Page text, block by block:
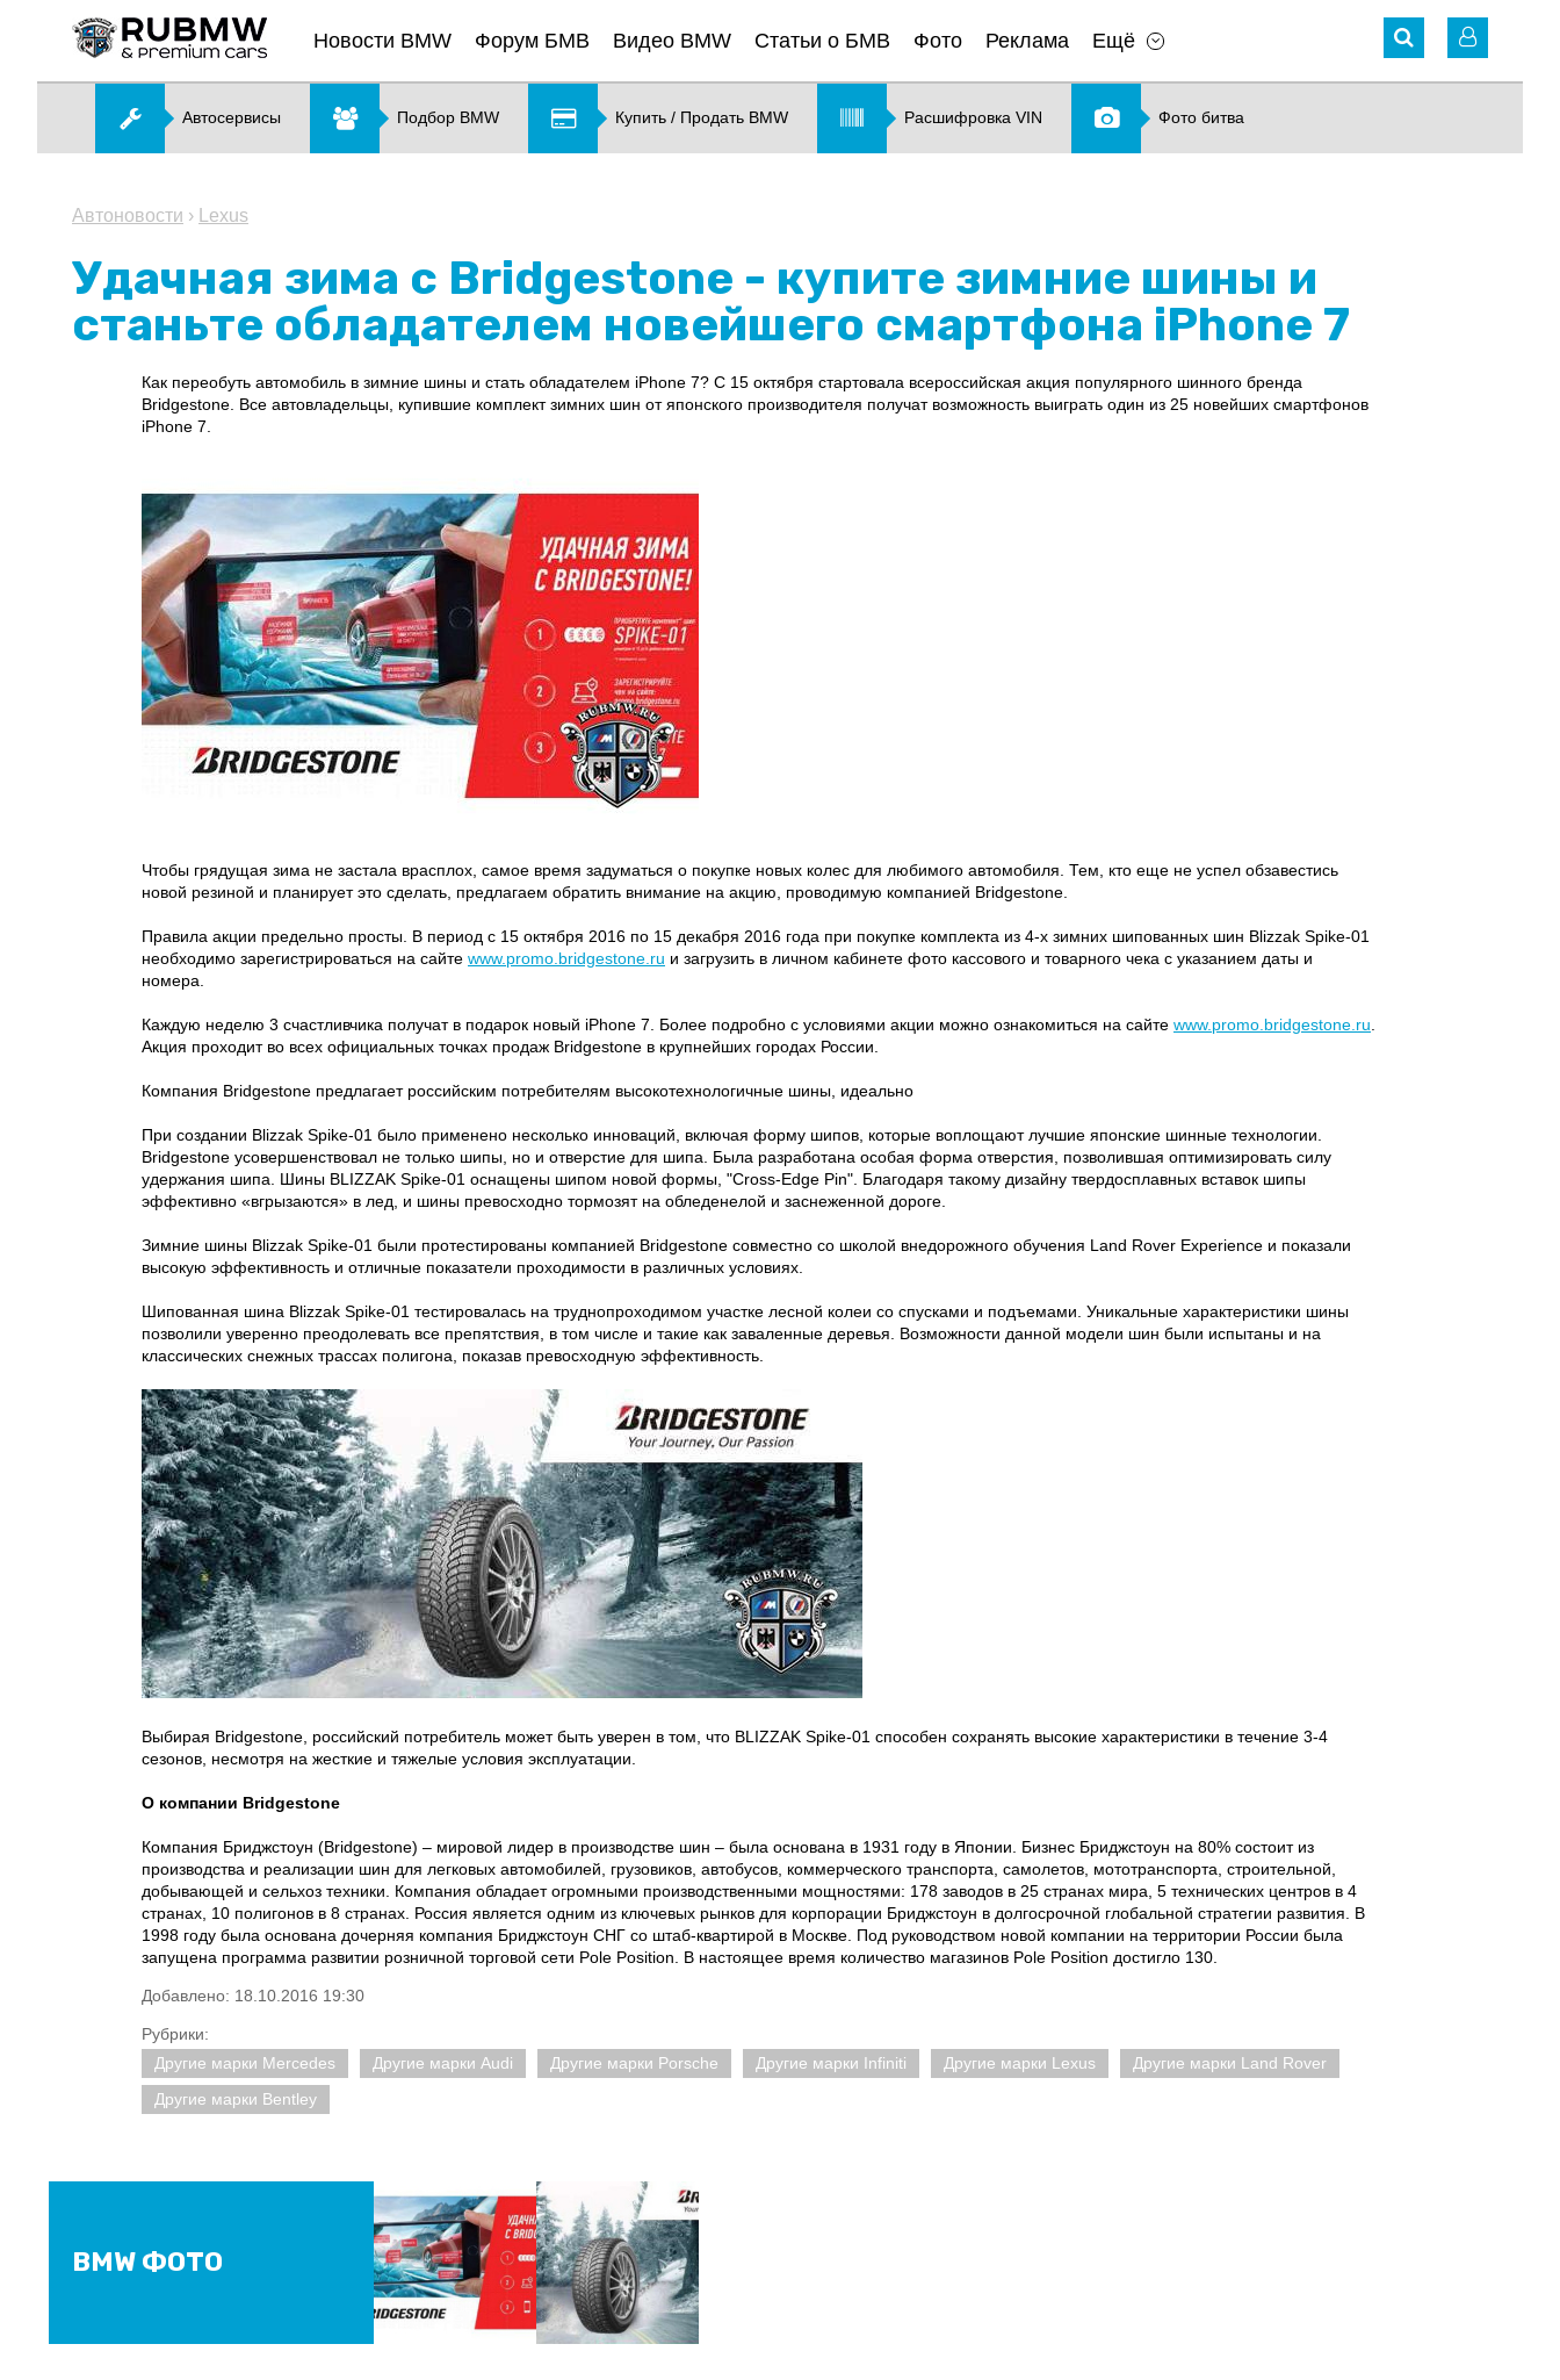
Новости BMW Форум БМВ Видео BMW Статьи о БМВ Фото Реклама Ещё
Автосервисы Подбор BMW Купить / Продать BMW Расшифровка VIN Фото битва
Автоновости › Lexus
Удачная зима с Bridgestone - купите зимние шины и
станьте обладателем новейшего смартфона iPhone 7
Как переобуть автомобиль в зимние шины и стать обладателем iPhone 7? С 15 октября стартовала всероссийская акция популярного шинного бренда
Bridgestone. Все автовладельцы, купившие комплект зимних шин от японского производителя получат возможность выиграть один из 25 новейших смартфонов
iPhone 7.
Чтобы грядущая зима не застала врасплох, самое время задуматься о покупке новых колес для любимого автомобиля. Тем, кто еще не успел обзавестись
новой резиной и планирует это сделать, предлагаем обратить внимание на акцию, проводимую компанией Bridgestone.
Правила акции предельно просты. В период с 15 октября 2016 по 15 декабря 2016 года при покупке комплекта из 4-х зимних шипованных шин Blizzak Spike-01
необходимо зарегистрироваться на сайте www.promo.bridgestone.ru и загрузить в личном кабинете фото кассового и товарного чека с указанием даты и
номера.
Каждую неделю 3 счастливчика получат в подарок новый iPhone 7. Более подробно с условиями акции можно ознакомиться на сайте www.promo.bridgestone.ru
Акция проходит во всех официальных точках продаж Bridgestone в крупнейших городах России.
Компания Bridgestone предлагает российским потребителям высокотехнологичные шины, идеально
При создании Blizzak Spike-01 было применено несколько инноваций, включая форму шипов, которые воплощают лучшие японские шинные технологии.
Bridgestone усовершенствовал не только шипы, но и отверстие для шипа. Была разработана особая форма отверстия, позволившая оптимизировать силу
удержания шипа. Шины BLIZZAK Spike-01 оснащены шипом новой формы, "Cross-Edge Pin". Благодаря такому дизайну твердосплавных вставок шипы
эффективно «вгрызаются» в лед, и шины превосходно тормозят на обледенелой и заснеженной дороге.
Зимние шины Blizzak Spike-01 были протестированы компанией Bridgestone совместно со школой внедорожного обучения Land Rover Experience и показали
высокую эффективность и отличные показатели проходимости в различных условиях.
Шипованная шина Blizzak Spike-01 тестировалась на труднопроходимом участке лесной колеи со спусками и подъемами. Уникальные характеристики шины
позволили уверенно преодолевать все препятствия, в том числе и такие как заваленные деревья. Возможности данной модели шин были испытаны и на
классических снежных трассах полигона, показав превосходную эффективность.
Выбирая Bridgestone, российский потребитель может быть уверен в том, что BLIZZAK Spike-01 способен сохранять высокие характеристики в течение 3-4
сезонов, несмотря на жесткие и тяжелые условия эксплуатации.
О компании Bridgestone
Компания Бриджстоун (Bridgestone) – мировой лидер в производстве шин – была основана в 1931 году в Японии. Бизнес Бриджстоун на 80% состоит из
производства и реализации шин для легковых автомобилей, грузовиков, автобусов, коммерческого транспорта, самолетов, мототранспорта, строительной,
добывающей и сельхоз техники. Компания обладает огромными производственными мощностями: 178 заводов в 25 странах мира, 5 технических центров в 4
странах, 10 полигонов в 8 странах. Россия является одним из ключевых рынков для корпорации Бриджстоун в долгосрочной глобальной стратегии развития. В
1998 году была основана дочерняя компания Бриджстоун СНГ со штаб-квартирой в Москве. Под руководством новой компании на территории России была
запущена программа развитии розничной торговой сети Pole Position. В настоящее время количество магазинов Pole Position достигло 130.
Добавлено: 18.10.2016 19:30
Рубрики:
Другие марки Mercedes
Другие марки Audi Другие марки Porsche Другие марки Infiniti Другие марки Lexus
Другие марки Land Rover
Другие марки Bentley
BMW ФОТО